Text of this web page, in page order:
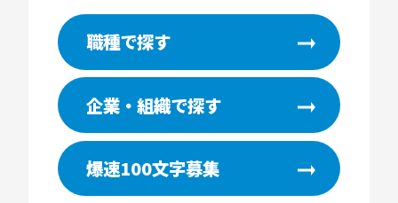
職種で探す
企業・組織で探す
爆速100文字募集